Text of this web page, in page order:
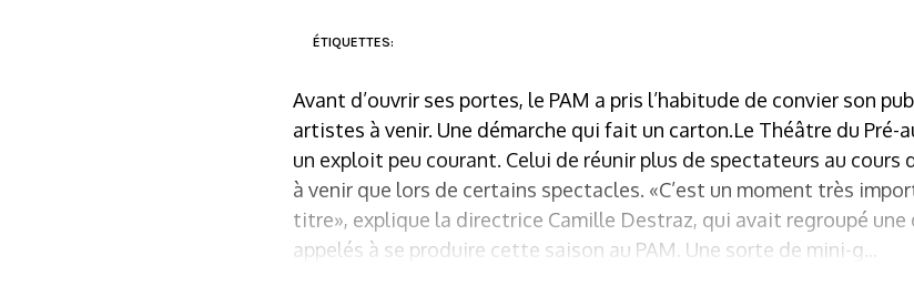
ÉTIQUETTES:
Avant d’ouvrir ses portes, le PAM a pris l’habitude de convier son
artistes à venir. Une démarche qui fait un carton.Le Théâtre du Pré-
un exploit peu courant. Celui de réunir plus de spectateurs au cours
à venir que lors de certains spectacles. «C’est un moment très
titre», explique la directrice Camille Destraz, qui avait regroupé
appelés à se produire cette saison au PAM. Une sorte de mini-g...